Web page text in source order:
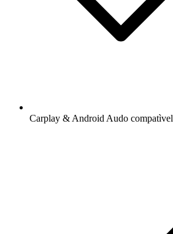
Carplay & Android Audo compatìvel